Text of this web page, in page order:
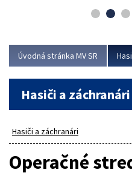
Úvodná stránka MV SR
Hasiči a záchranári
Hasiči a záchranári
Operačné